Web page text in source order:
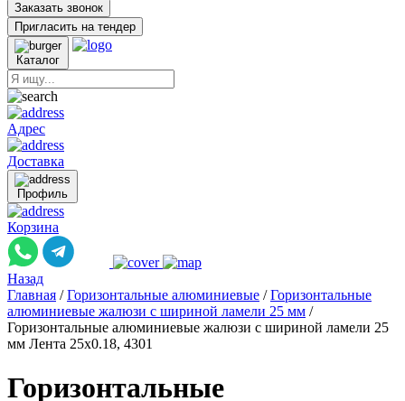
Заказать звонок
Пригласить на тендер
Каталог
Адрес
Доставка
Профиль
Корзина
Назад
Главная / Горизонтальные алюминиевые / Горизонтальные
алюминиевые жалюзи с шириной ламели 25 мм /
Горизонтальные алюминиевые жалюзи с шириной ламели 25
мм Лента 25x0.18, 4301
Горизонтальные